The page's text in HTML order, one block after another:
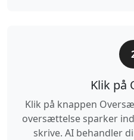
Klik på
Klik på knappen
oversættelse sparker
skrive. AI behandler